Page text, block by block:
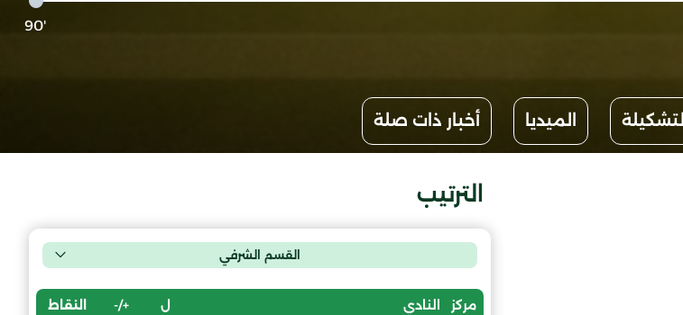
'90
التشكيلة الميديا أخبار ذات صلة
الترتيب
القسم الشرفي
مركز النادي ل +/- النقاط